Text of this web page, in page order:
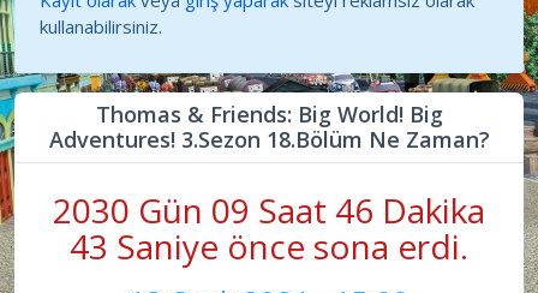
kullanabilirsiniz.
Thomas & Friends: Big World! Big
Adventures! 3.Sezon 18.Bölüm Ne Zaman?
2030 Gün 09 Saat 46 Dakika
43 Saniye önce sona erdi.